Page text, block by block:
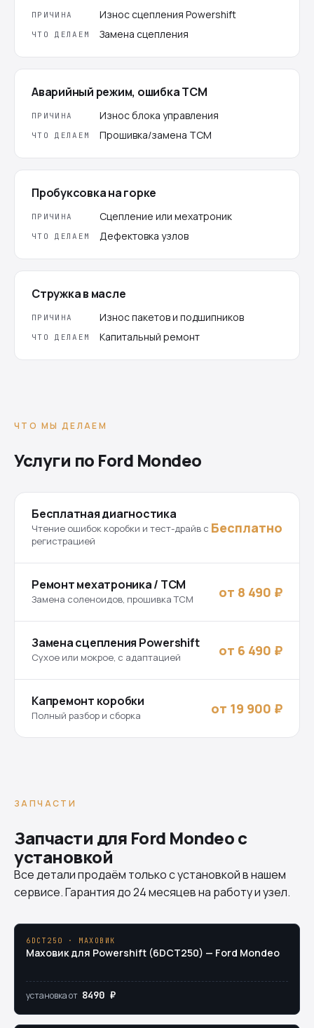
ПРИЧИНА Износ сцепления Powershift
ЧТО ДЕЛАЕМ Замена сцепления
Аварийный режим, ошибка TCM
ПРИЧИНА Износ блока управления
ЧТО ДЕЛАЕМ Прошивка/замена TCM
Пробуксовка на горке
ПРИЧИНА Сцепление или мехатроник
ЧТО ДЕЛАЕМ Дефектовка узлов
Стружка в масле
ПРИЧИНА Износ пакетов и подшипников
ЧТО ДЕЛАЕМ Капитальный ремонт
ЧТО МЫ ДЕЛАЕМ
Услуги по Ford Mondeo
Бесплатная диагностика
Чтение ошибок коробки и тест-драйв с
регистрацией
Бесплатно
Ремонт мехатроника / TCM
Замена соленоидов, прошивка TCM от 8 490 ₽
Замена сцепления Powershift
Сухое или мокрое, с адаптацией от 6 490 ₽
Капремонт коробки
Полный разбор и сборка от 19 900 ₽
ЗАПЧАСТИ
Запчасти для Ford Mondeo с
установкой
Все детали продаём только с установкой в нашем
сервисе. Гарантия до 24 месяцев на работу и узел.
6DCT250 · МАХОВИК
Маховик для Powershift (6DCT250) — Ford Mondeo
установка от 8490 ₽